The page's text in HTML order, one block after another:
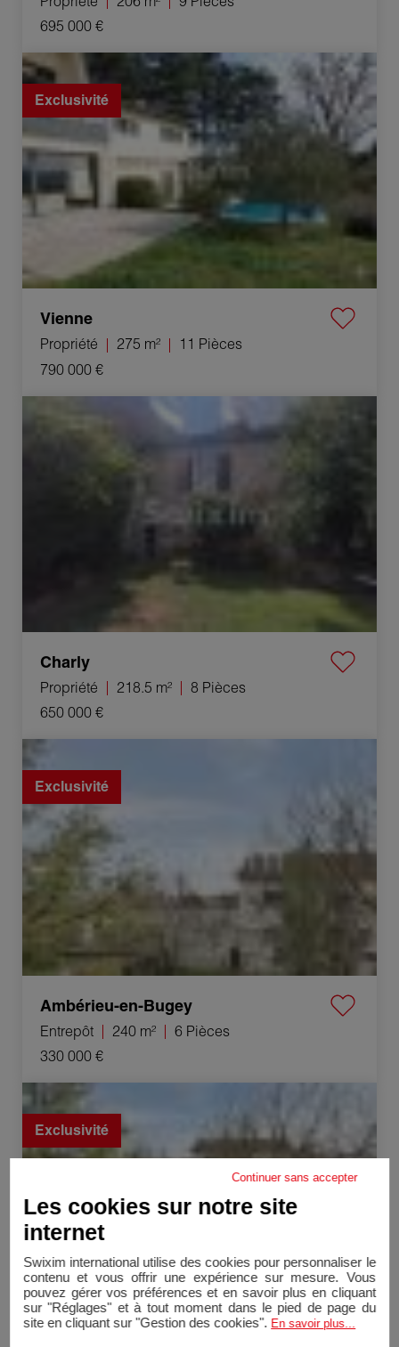
695 000 €
Vente Propriété Vienne 11 Pièces 275 m²
Exclusivité
Vienne
Propriété 275 m²
11 Pièces
790 000 €
Vente Propriété Charly 8 Pièces 218.5 m²
Charly
Propriété 218.5 m²
8 Pièces
650 000 €
Exclusivité
Ambérieu-en-Bugey
Entrepôt 240 m²
6 Pièces
330 000 €
Vente Propriété Ambérieu-en-Bugey 12 Pièces 157 m²
Exclusivité
Continuer sans accepter
Les cookies sur notre site
internet
Swixim international utilise des cookies pour personnaliser le
contenu et vous offrir une expérience sur mesure. Vous
pouvez gérer vos préférences et en savoir plus en cliquant
sur "Réglages" et à tout moment dans le pied de page du
site en cliquant sur "Gestion des cookies". En savoir plus...